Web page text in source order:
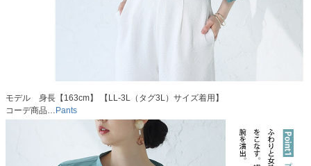
モデル 身長【163cm】 【LL-3L（タグ3L）サイズ着用】
コーデ商品… Pants